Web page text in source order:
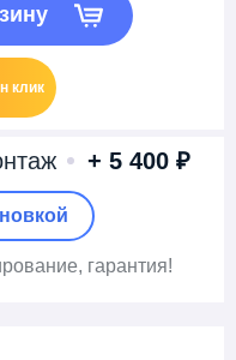
клик
+ 5 400 ₽
гарантия!